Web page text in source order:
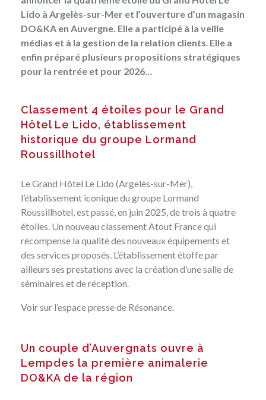
Lido à Argelès-sur-Mer et l’ouverture d’un magasin
DO&KA en Auvergne. Elle a participé à la veille
médias et à la gestion de la relation clients. Elle a
enfin préparé plusieurs propositions stratégiques
pour la rentrée et pour 2026…
Classement 4 étoiles pour le Grand
Hôtel Le Lido, établissement
historique du groupe Lormand
Roussillhotel
Le Grand Hôtel Le Lido (Argelès-sur-Mer),
l’établissement iconique du groupe Lormand
Roussillhotel, est passé, en juin 2025, de trois à quatre
étoiles. Un nouveau classement Atout France qui
récompense la qualité des nouveaux équipements et
des services proposés. L’établissement étoffe par
ailleurs ses prestations avec la création d’une salle de
séminaires et de réception.
Voir sur l’espace presse de Résonance.
Un couple d’Auvergnats ouvre à
Lempdes la première animalerie
DO&KA de la région